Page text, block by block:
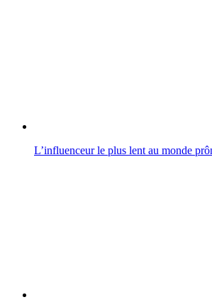
L’influenceur le plus lent au monde